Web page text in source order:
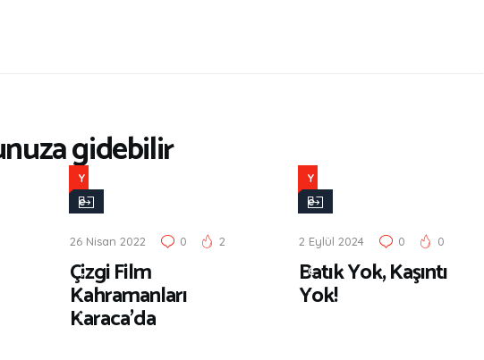
gidebilir
Y
e
i
Ç
ı
k
26 Nisan 2022 0 2
Çizgi Film
Kahramanları
Karaca’da
Y
e
i
Ç
ı
2 Eylül 2024 0 0
Batık Yok, Kaşıntı
Yok!